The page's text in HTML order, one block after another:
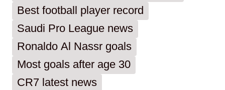
Best football player record
Saudi Pro League news
Ronaldo Al Nassr goals
Most goals after age 30
CR7 latest news